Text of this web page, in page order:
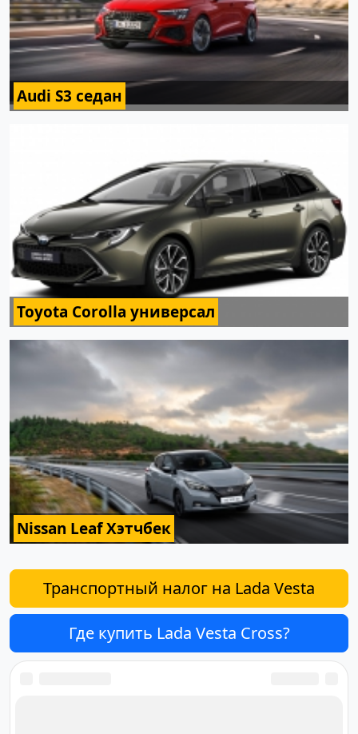
Audi S3 седан
Toyota Corolla универсал
Nissan Leaf Хэтчбек
Транспортный налог на Lada Vesta
Где купить Lada Vesta Cross?